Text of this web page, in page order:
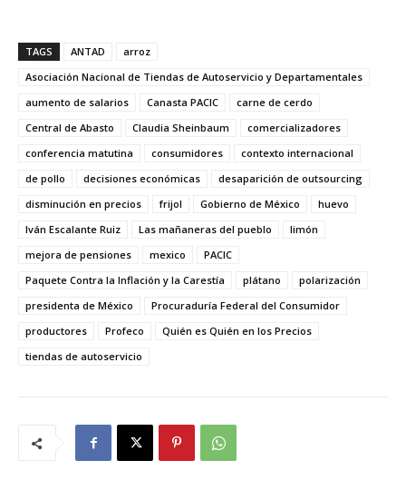
TAGS ANTAD
arroz
Asociación Nacional de Tiendas de Autoservicio y Departamentales
aumento de salarios
Canasta PACIC
carne de cerdo
Central de Abasto
Claudia Sheinbaum
comercializadores
conferencia matutina
consumidores
contexto internacional
de pollo
decisiones económicas
desaparición de outsourcing
disminución en precios
frijol Gobierno de México
huevo
Iván Escalante Ruiz
Las mañaneras del pueblo
limón
mejora de pensiones
mexico
PACIC
Paquete Contra la Inflación y la Carestía
plátano
polarización
presidenta de México
Procuraduría Federal del Consumidor
productores
Profeco
Quién es Quién en los Precios
tiendas de autoservicio